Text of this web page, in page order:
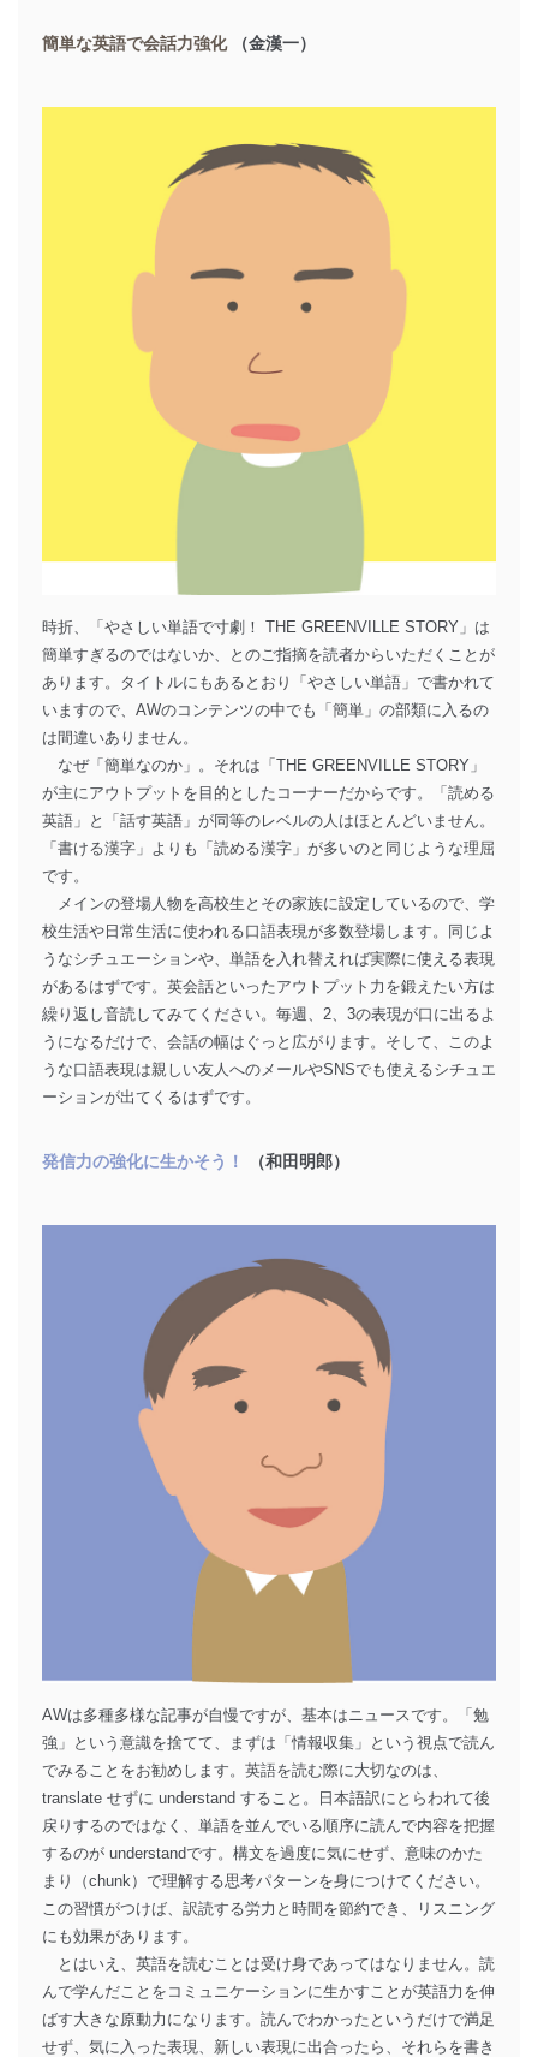
簡単な英語で会話力強化 （金漢一）
時折、「やさしい単語で寸劇！ THE GREENVILLE STORY」は
簡単すぎるのではないか、とのご指摘を読者からいただくことが
あります。タイトルにもあるとおり「やさしい単語」で書かれて
いますので、AWのコンテンツの中でも「簡単」の部類に入るの
は間違いありません。
なぜ「簡単なのか」。それは「THE GREENVILLE STORY」
が主にアウトプットを目的としたコーナーだからです。「読める
英語」と「話す英語」が同等のレベルの人はほとんどいません。
「書ける漢字」よりも「読める漢字」が多いのと同じような理屈
です。
メインの登場人物を高校生とその家族に設定しているので、学
校生活や日常生活に使われる口語表現が多数登場します。同じよ
うなシチュエーションや、単語を入れ替えれば実際に使える表現
があるはずです。英会話といったアウトプット力を鍛えたい方は
繰り返し音読してみてください。毎週、2、3の表現が口に出るよ
うになるだけで、会話の幅はぐっと広がります。そして、このよ
うな口語表現は親しい友人へのメールやSNSでも使えるシチュエ
ーションが出てくるはずです。
発信力の強化に生かそう！ （和田明郎）
AWは多種多様な記事が自慢ですが、基本はニュースです。「勉
強」という意識を捨てて、まずは「情報収集」という視点で読ん
でみることをお勧めします。英語を読む際に大切なのは、
translate せずに understand すること。日本語訳にとらわれて後
戻りするのではなく、単語を並んでいる順序に読んで内容を把握
するのが understandです。構文を過度に気にせず、意味のかた
まり（chunk）で理解する思考パターンを身につけてください。
この習慣がつけば、訳読する労力と時間を節約でき、リスニング
にも効果があります。
とはいえ、英語を読むことは受け身であってはなりません。読
んで学んだことをコミュニケーションに生かすことが英語力を伸
ばす大きな原動力になります。読んでわかったというだけで満足
せず、気に入った表現、新しい表現に出合ったら、それらを書き